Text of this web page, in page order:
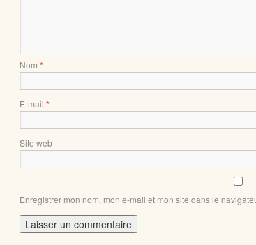
Nom *
E-mail *
Site web
Enregistrer mon nom, mon e-mail et mon site dans le